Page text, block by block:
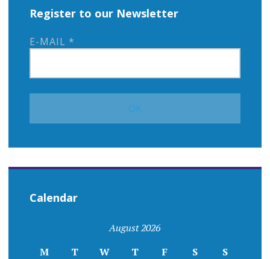
Register to our Newsletter
E-MAIL *
Calendar
August 2026
M
T W T F S S